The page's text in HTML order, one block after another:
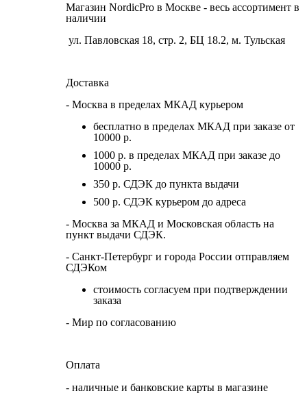
Магазин NordicPro в Москве - весь ассортимент в
наличии
ул. Павловская 18, стр. 2, БЦ 18.2, м. Тульская
Доставка
- Москва в пределах МКАД курьером
бесплатно в пределах МКАД при заказе от
10000 р.
1000 р. в пределах МКАД при заказе до
10000 р.
350 р. СДЭК до пункта выдачи
500 р. СДЭК курьером до адреса
- Москва за МКАД и Московская область на
пункт выдачи СДЭК.
- Санкт-Петербург и города России отправляем
СДЭКом
стоимость согласуем при подтверждении
заказа
- Мир по согласованию
Оплата
- наличные и банковские карты в магазине